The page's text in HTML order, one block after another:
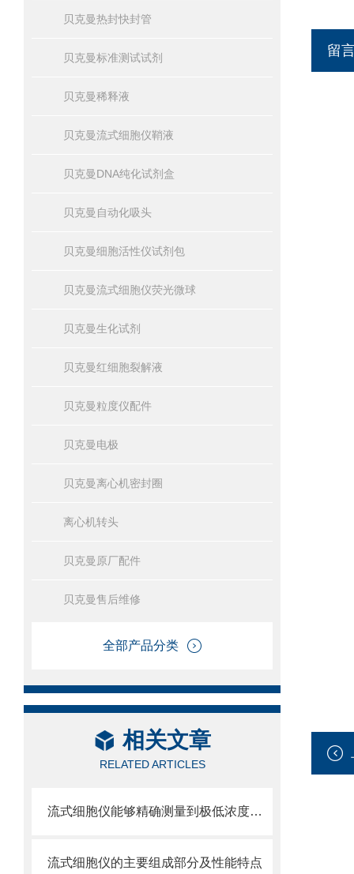
贝克曼热封快封管
贝克曼标准测试试剂
贝克曼稀释液
贝克曼流式细胞仪鞘液
贝克曼DNA纯化试剂盒
贝克曼自动化吸头
贝克曼细胞活性仪试剂包
贝克曼流式细胞仪荧光微球
贝克曼生化试剂
贝克曼红细胞裂解液
贝克曼粒度仪配件
贝克曼电极
贝克曼离心机密封圈
离心机转头
贝克曼原厂配件
贝克曼售后维修
全部产品分类
相关文章
RELATED ARTICLES
流式细胞仪能够精确测量到极低浓度的标记物
流式细胞仪的主要组成部分及性能特点
留